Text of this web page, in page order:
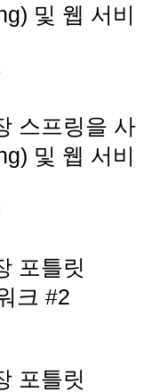
및 웹 서비
스프링을 사
및 웹 서비
포틀릿
크 #2
포틀릿